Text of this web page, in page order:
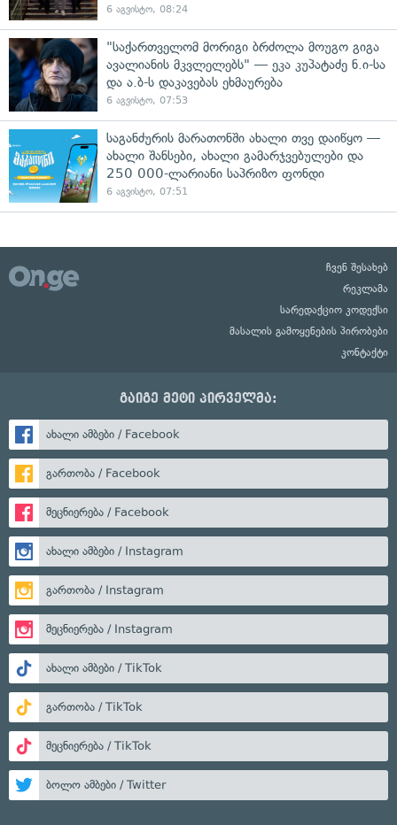
6 აგვისტო, 08:24
"საქართველომ მორიგი ბრძოლა მოუგო გიგა
ავალიანის მკვლელებს" — ეკა კუპატაძე ნ.ი-სა
და ა.ბ-ს დაკავებას ეხმაურება
6 აგვისტო, 07:53
საგანძურის მარათონში ახალი თვე დაიწყო —
ახალი შანსები, ახალი გამარჯვებულები და
250 000-ლარიანი საპრიზო ფონდი
6 აგვისტო, 07:51
ჩვენ შესახებ
რეკლამა
სარედაქციო კოდექსი
მასალის გამოყენების პირობები
კონტაქტი
გაიგე მეტი პირველმა:
ახალი ამბები / Facebook
გართობა / Facebook
მეცნიერება / Facebook
ახალი ამბები / Instagram
გართობა / Instagram
მეცნიერება / Instagram
ახალი ამბები / TikTok
გართობა / TikTok
მეცნიერება / TikTok
ბოლო ამბები / Twitter